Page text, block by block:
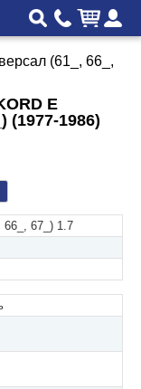
(61_, 66_,
E
(1977-1986)
66_, 67_) 1.7